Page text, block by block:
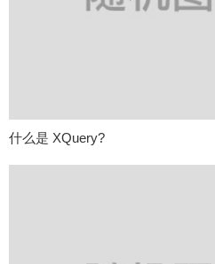
什么是 XQuery?